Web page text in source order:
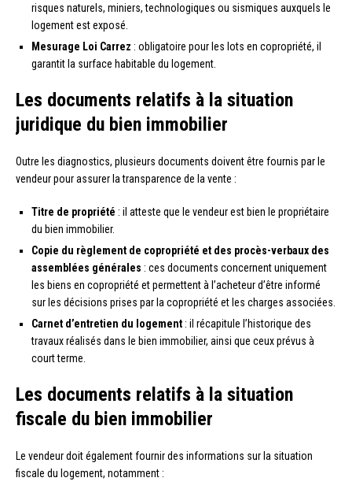
risques naturels, miniers, technologiques ou sismiques auxquels le
logement est exposé.
Mesurage Loi Carrez : obligatoire pour les lots en copropriété, il
garantit la surface habitable du logement.
Les documents relatifs à la situation
juridique du bien immobilier
Outre les diagnostics, plusieurs documents doivent être fournis par le
vendeur pour assurer la transparence de la vente :
Titre de propriété : il atteste que le vendeur est bien le propriétaire
du bien immobilier.
Copie du règlement de copropriété et des procès-verbaux des
assemblées générales : ces documents concernent uniquement
les biens en copropriété et permettent à l’acheteur d’être informé
sur les décisions prises par la copropriété et les charges associées.
Carnet d’entretien du logement : il récapitule l’historique des
travaux réalisés dans le bien immobilier, ainsi que ceux prévus à
court terme.
Les documents relatifs à la situation
fiscale du bien immobilier
Le vendeur doit également fournir des informations sur la situation
fiscale du logement, notamment :